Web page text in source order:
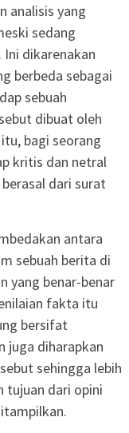
analisis yang
sedang
Ini dikarenakan
berbeda sebagai
sebuah
dibuat oleh
bagi seorang
kritis dan netral
dari surat
antara
sebuah berita di
yang benar-benar
fakta itu
bersifat
juga diharapkan
sehingga lebih
tujuan dari opini